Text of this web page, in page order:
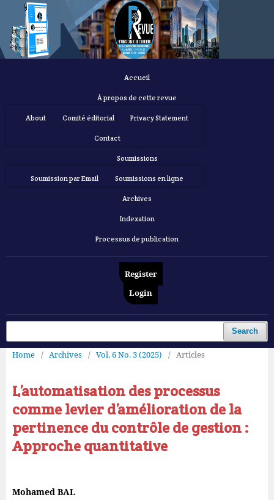
Accueil
À propos de cette revue
About Comité éditorial Privacy Statement
Contact
Soumissions
Soumission par Email Soumissions en ligne
Archives
Indexation
Processus de publication
Register
Login
Search
Home / Archives / Vol. 6 No. 3 (2025) / Articles
L’automatisation des processus
comme levier d’amélioration de la
pertinence du contrôle de gestion :
Approche quantitative
Mohamed BAL